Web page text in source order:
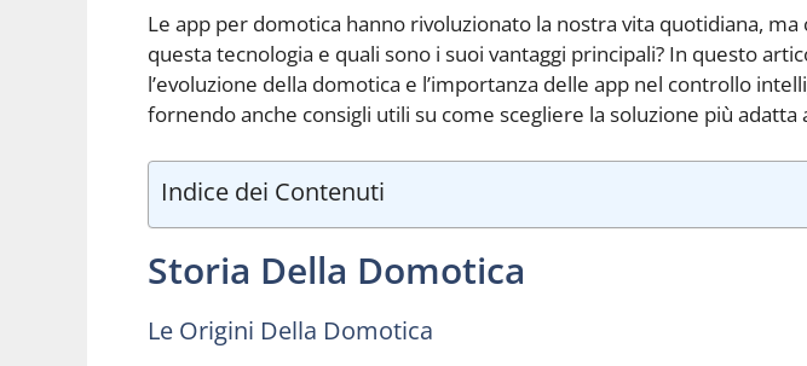
Le app per domotica hanno rivoluzionato la nostra vita quotidiana, ma
questa tecnologia e quali sono i suoi vantaggi principali? In questo
l’evoluzione della domotica e l’importanza delle app nel controllo
fornendo anche consigli utili su come scegliere la soluzione più adatta
Indice dei Contenuti
Storia Della Domotica
Le Origini Della Domotica